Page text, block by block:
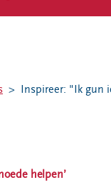
Inspireer: "Ik gun
helpen’